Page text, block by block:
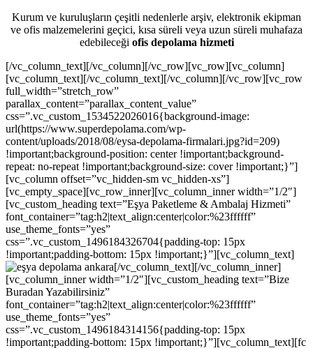
Kurum ve kuruluşların çeşitli nedenlerle arşiv, elektronik ekipman
ve ofis malzemelerini geçici, kısa süreli veya uzun süreli muhafaza
edebileceği ofis depolama hizmeti
[/vc_column_text][/vc_column][/vc_row][vc_row][vc_column]
[vc_column_text][/vc_column_text][/vc_column][/vc_row][vc_row
full_width=”stretch_row”
parallax_content=”parallax_content_value”
css=”.vc_custom_1534522026016{background-image:
url(https://www.superdepolama.com/wp-
content/uploads/2018/08/eysa-depolama-firmalari.jpg?id=209)
!important;background-position: center !important;background-
repeat: no-repeat !important;background-size: cover !important;}”]
[vc_column offset=”vc_hidden-sm vc_hidden-xs”]
[vc_empty_space][vc_row_inner][vc_column_inner width=”1/2″]
[vc_custom_heading text=”Eşya Paketleme & Ambalaj Hizmeti”
font_container=”tag:h2|text_align:center|color:%23ffffff”
use_theme_fonts=”yes”
css=”.vc_custom_1496184326704{padding-top: 15px
!important;padding-bottom: 15px !important;}”][vc_column_text]
[/vc_column_text][/vc_column_inner]
[vc_column_inner width=”1/2″][vc_custom_heading text=”Bize
Buradan Yazabilirsiniz”
font_container=”tag:h2|text_align:center|color:%23ffffff”
use_theme_fonts=”yes”
css=”.vc_custom_1496184314156{padding-top: 15px
!important;padding-bottom: 15px !important;}”][vc_column_text][fc